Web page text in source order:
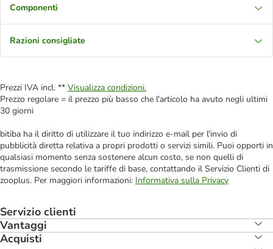
Componenti
Razioni consigliate
Prezzi IVA incl. ** Visualizza condizioni.
Prezzo regolare = il prezzo più basso che l'articolo ha avuto negli ultimi
30 giorni
bitiba ha il diritto di utilizzare il tuo indirizzo e-mail per l'invio di
pubblicità diretta relativa a propri prodotti o servizi simili. Puoi opporti in
qualsiasi momento senza sostenere alcun costo, se non quelli di
trasmissione secondo le tariffe di base, contattando il Servizio Clienti di
zooplus. Per maggiori informazioni: Informativa sulla Privacy
Servizio clienti
Vantaggi
Acquisti